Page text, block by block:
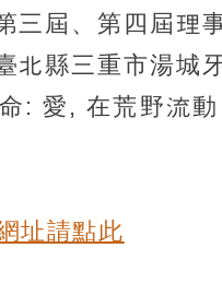
三屆、第四屆理
北縣三重市湯城
: 愛, 在荒野流
址請點此